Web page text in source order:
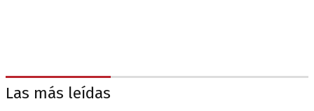
Las más leídas